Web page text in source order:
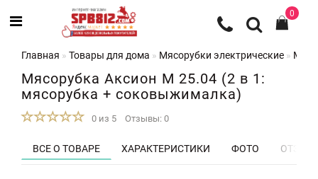
0
Главная Товары для дома Мясорубки электрические
Мясорубка Аксион М 25.04 (2 в 1:
мясорубка + соковыжималка)
0 из 5 Отзывы: 0
ВСЕ О ТОВАРЕ ХАРАКТЕРИСТИКИ ФОТО